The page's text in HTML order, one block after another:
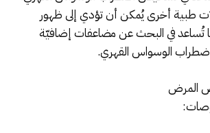
طبية أخرى يُمكن أن تؤدي إلى ظهور
تُساعد في البحث عن مضاعفات إضافيّة
الوسواس القهري.
المرض